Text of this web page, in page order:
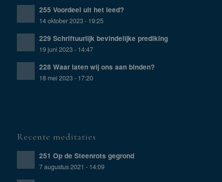
255 Voordeel uit het leed?
14 oktober 2023 - 19:25
229 Schriftuurlijk bevindelijke prediking
19 juni 2023 - 14:47
228 Waar laten wij ons aan binden?
18 mei 2023 - 17:20
Recente meditaties
251 Op de Steenrots gegrond
7 augustus 2021 - 14:09